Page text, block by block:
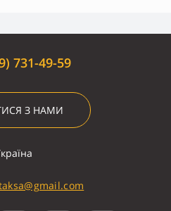
731-49-59
З НАМИ